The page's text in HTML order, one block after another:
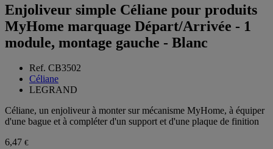
Enjoliveur simple Céliane pour produits
MyHome marquage Départ/Arrivée - 1
module, montage gauche - Blanc
Ref. CB3502
Céliane
LEGRAND
Céliane, un enjoliveur à monter sur mécanisme MyHome, à équiper
d'une bague et à compléter d'un support et d'une plaque de finition
6,47 €